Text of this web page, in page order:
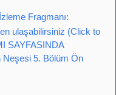
Fragmanı:
ulaşabilirsiniz (Click to
SAYFASINDA
Neşesi 5. Bölüm Ön